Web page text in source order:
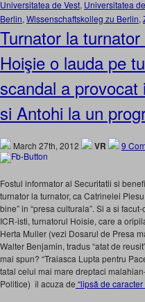
Universitatea de Vest, Universitatea
Berlin, Wissenschaftskolleg zu Berlin,
Turnator la
Hoişie o lauda pe
scandal a
si Antohi la un
March 27th, 2012 VR 9
Fostul informator al Securitatii si
turnator la turnator, ca Catrinelei
bine” in “presa culturala”. Si a si
ICR-isti, turnatorul Hoisie, care a
Herta Muller (vezi Dosarul de Presa
Walter Benjamin, tradus “atat de
mai spun? “Traiasca Lupta pentru
tatal celui mai mare dreptaci
Politice) îl acuza de “lipsă de